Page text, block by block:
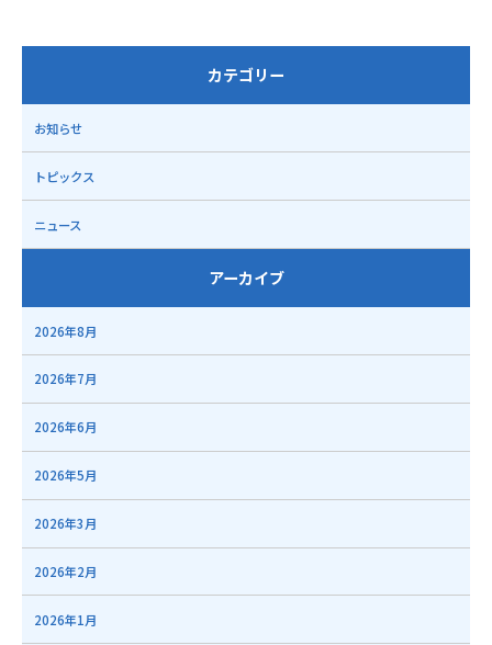
カテゴリー
お知らせ
トピックス
ニュース
アーカイブ
2026年8月
2026年7月
2026年6月
2026年5月
2026年3月
2026年2月
2026年1月